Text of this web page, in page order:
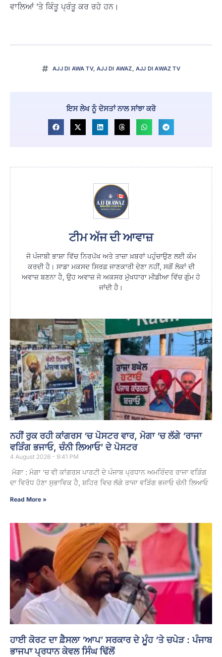
ਵਾਲਿਆਂ ’ਤੇ ਕਿੰਤੂ ਪ੍ਰੰਤੂ ਕਰ ਰਹੇ ਹਨ।
AJJ DI AWA TV,AJJ DI AWAZ, AJJ DI AWAZ TV
ਇਸ ਲੇਖ ਨੂੰ ਦੋਸਤਾਂ ਨਾਲ ਸਾਂਝਾ ਕਰੋ
ਟੀਮ ਅੱਜ ਦੀ ਆਵਾਜ਼
ਜੋ ਪੰਜਾਬੀ ਭਾਸ਼ਾ ਵਿੱਚ ਨਿਰਪੱਖ ਅਤੇ ਤਾਜ਼ਾ ਖ਼ਬਰਾਂ ਪਹੁੰਚਾਉਣ ਲਈ ਕੰਮ
ਕਰਦੀ ਹੈ। ਸਾਡਾ ਮਕਸਦ ਸਿਰਫ਼ ਜਾਣਕਾਰੀ ਦੇਣਾ ਨਹੀਂ, ਸਗੋਂ ਲੋਕਾਂ ਦੀ
ਅਵਾਜ਼ ਬਣਨਾ ਹੈ, ਉਹ ਅਵਾਜ਼ ਜੋ ਅਕਸਰ ਮੁੱਖਧਾਰਾ ਮੀਡੀਆ ਵਿੱਚ ਗੁੰਮ ਹੋ
ਜਾਂਦੀ ਹੈ।
ਨਹੀਂ ਰੁਕ ਰਹੀ ਕਾਂਗਰਸ ‘ਚ ਪੋਸਟਰ ਵਾਰ, ਮੋਗਾ ‘ਚ ਲੱਗੇ ‘ਰਾਜਾ
ਵੜਿੰਗ ਭਜਾਓ, ਚੰਨੀ ਲਿਆਓ’ ਦੇ ਪੋਸਟਰ
4 August 2026 - 9:41 PM
ਮੋਗਾ : ਮੋਗਾ ‘ਚ ਵੀ ਕਾਂਗਰਸ ਪਾਰਟੀ ਦੇ ਪੰਜਾਬ ਪ੍ਰਧਾਨ ਅਮਰਿੰਦਰ ਰਾਜਾ ਵੜਿੰਗ
ਦਾ ਵਿਰੋਧ ਹੋਣਾ ਸੁਭਾਵਿਕ ਹੈ, ਸ਼ਹਿਰ ਵਿਚ ਲੱਗੇ ਰਾਜਾ ਵੜਿੰਗ ਭਜਾਓ ਚੰਨੀ ਲਿਆਓ
Read More »
ਹਾਈ ਕੋਰਟ ਦਾ ਫ਼ੈਸਲਾ ‘ਆਪ’ ਸਰਕਾਰ ਦੇ ਮੂੰਹ ‘ਤੇ ਚਪੇੜ : ਪੰਜਾਬ
ਭਾਜਪਾ ਪ੍ਰਧਾਨ ਕੇਵਲ ਸਿੰਘ ਢਿੱਲੋਂ